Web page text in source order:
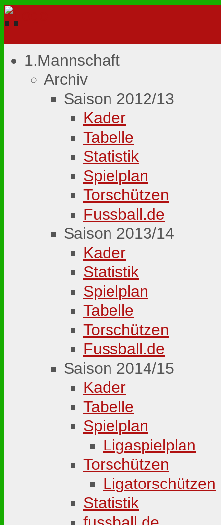
1.Mannschaft
Archiv
Saison 2012/13
Kader
Tabelle
Statistik
Spielplan
Torschützen
Fussball.de
Saison 2013/14
Kader
Statistik
Spielplan
Tabelle
Torschützen
Fussball.de
Saison 2014/15
Kader
Tabelle
Spielplan
Ligaspielplan
Torschützen
Ligatorschützen
Statistik